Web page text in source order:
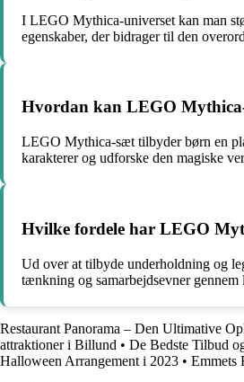
I LEGO Mythica-universet kan man
egenskaber, der bidrager til den
Hvordan kan LEGO
LEGO Mythica-sæt tilbyder børn en
karakterer og udforske den magiske
Hvilke fordele har LEGO
Ud over at tilbyde underholdning og
tænkning og samarbejdsevner
Restaurant Panorama – Den Ultimative
attraktioner i Billund • De Bedste Tilbud
Halloween Arrangement i 2023 • Emmets